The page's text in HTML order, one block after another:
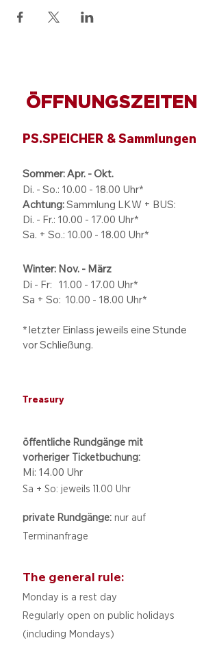
ÖFFNUNGSZEITEN
PS.SPEICHER & Sammlungen
Sommer: Apr. - Okt.
Di. - So.: 10.00 - 18.00 Uhr*
Achtung:Sammlung LKW + BUS:
Di. - Fr.: 10.00 - 17.00 Uhr*
Sa. + So.: 10.00 - 18.00 Uhr*
Winter: Nov. - März
Di - Fr: 11.00 - 17.00 Uhr*
Sa + So: 10.00 - 18.00 Uhr*
* letzter Einlass jeweils eine Stunde
vor Schließung.
Treasury
öffentliche Rundgänge mit
vorheriger Ticketbuchung:
Mi: 14.00 Uhr
Sa + So: jeweils 11.00 Uhr
private Rundgänge: nur auf
Terminanfrage
The general rule:
Monday is a rest day
Regularly open on public holidays
(including Mondays)